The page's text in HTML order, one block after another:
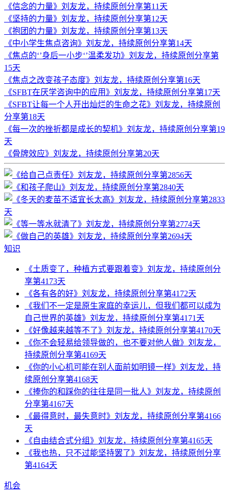
《信念的力量》刘友龙，持续原创分享第11天
《坚持的力量》刘友龙，持续原创分享第12天
《抱团的力量》刘友龙，持续原创分享第13天
《中小学生焦点咨询》刘友龙，持续原创分享第14天
《焦点的‘’身后一小步‘’温柔发功》刘友龙，持续原创分享第
15天
《焦点之改变孩子态度》刘友龙，持续原创分享第16天
《SFBT在厌学咨询中的应用》刘友龙，持续原创分享第17天
《SFBT让每一个人开出灿烂的生命之花》刘友龙，持续原创
分享第18天
《每一次的挫折都是成长的契机》刘友龙，持续原创分享第19
天
《骨牌效应》刘友龙，持续原创分享第20天
知识
《土质变了，种植方式要跟着变》刘友龙，持续原创分
享第4173天
《各有各的好》刘友龙，持续原创分享第4172天
《我们不一定是原生家庭的幸运儿，但我们都可以成为
自己世界的英雄》刘友龙，持续原创分享第4171天
《好像越来越等不了》刘友龙，持续原创分享第4170天
《你不会轻易给领导做的，也不要对他人做》刘友龙，
持续原创分享第4169天
《你的小心机可能在别人面前如明镜一样》刘友龙，持
续原创分享第4168天
《捧你的和踩你的往往是同一批人》刘友龙，持续原创
分享第4167天
《最得意时，最失意时》刘友龙，持续原创分享第4166
天
《自由结合式分组》刘友龙，持续原创分享第4165天
《我也热，只不过能坚持罢了》刘友龙，持续原创分享
第4164天
机会